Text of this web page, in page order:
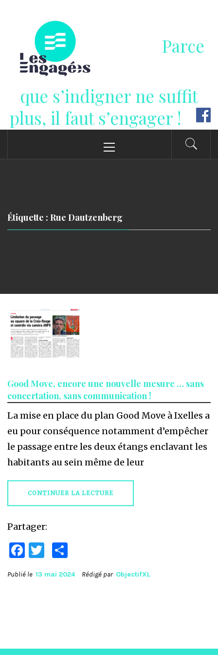
contenu
Parce
que s’indigner ne suffit
plus, il faut s’engager !
principal
Étiquette : Rue Dautzenberg
Good Move, encore une nouvelle mesure … sans
concertation, sans communication !
La mise en place du plan Good Move à Ixelles a
eu pour conséquence notamment d’empêcher
le passage entre les deux étangs enclavant les
habitants au sein même de leur
CONTINUER LA LECTURE
Partager:
Facebook
Twitter
Publié le 13 mai 2024 Rédigé par ObjectifXL